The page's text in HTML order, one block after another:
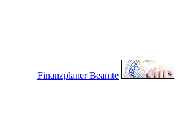
Finanzplaner Beamte